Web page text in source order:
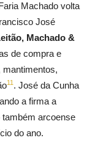
Machado volta
José
Machado &
de compra e
mantimentos,
11 . José da Cunha
a firma a
também arcoense
do ano.